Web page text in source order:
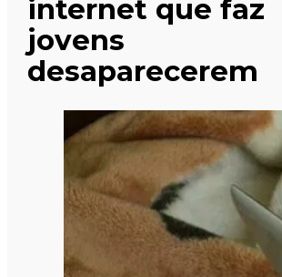
internet que faz
jovens
desaparecerem